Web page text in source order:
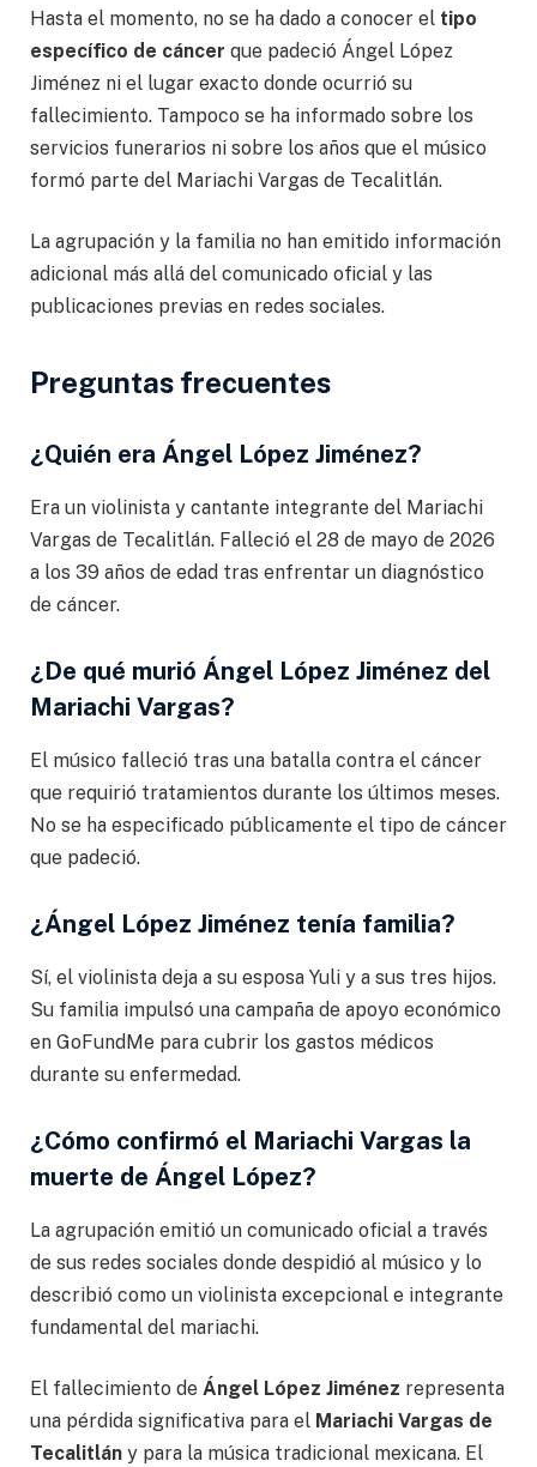
Hasta el momento, no se ha dado a conocer el tipo
específico de cáncer que padeció Ángel López
Jiménez ni el lugar exacto donde ocurrió su
fallecimiento. Tampoco se ha informado sobre los
servicios funerarios ni sobre los años que el músico
formó parte del Mariachi Vargas de Tecalitlán.
La agrupación y la familia no han emitido información
adicional más allá del comunicado oficial y las
publicaciones previas en redes sociales.
Preguntas frecuentes
¿Quién era Ángel López Jiménez?
Era un violinista y cantante integrante del Mariachi
Vargas de Tecalitlán. Falleció el 28 de mayo de 2026
a los 39 años de edad tras enfrentar un diagnóstico
de cáncer.
¿De qué murió Ángel López Jiménez del
Mariachi Vargas?
El músico falleció tras una batalla contra el cáncer
que requirió tratamientos durante los últimos meses.
No se ha especificado públicamente el tipo de cáncer
que padeció.
¿Ángel López Jiménez tenía familia?
Sí, el violinista deja a su esposa Yuli y a sus tres hijos.
Su familia impulsó una campaña de apoyo económico
en GoFundMe para cubrir los gastos médicos
durante su enfermedad.
¿Cómo confirmó el Mariachi Vargas la
muerte de Ángel López?
La agrupación emitió un comunicado oficial a través
de sus redes sociales donde despidió al músico y lo
describió como un violinista excepcional e integrante
fundamental del mariachi.
El fallecimiento de Ángel López Jiménez representa
una pérdida significativa para el Mariachi Vargas de
Tecalitlán y para la música tradicional mexicana. El